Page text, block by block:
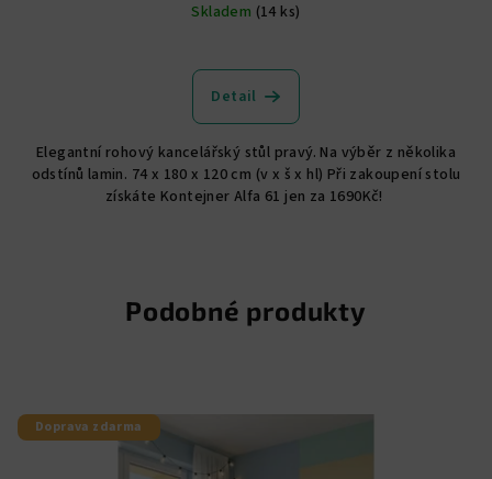
Skladem (14 ks)
hodnocení
produktu
z
5
hvězdiček.
Detail
Elegantní rohový kancelářský stůl pravý. Na výběr z několika
odstínů lamin. 74 x 180 x 120 cm (v x š x hl) Při zakoupení stolu
získáte Kontejner Alfa 61 jen za 1690Kč!
Podobné produkty
Doprava zdarma